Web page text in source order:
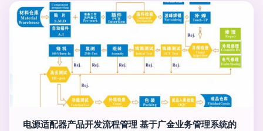
电源适配器产品开发流程管理 基于广金业务管理系统的